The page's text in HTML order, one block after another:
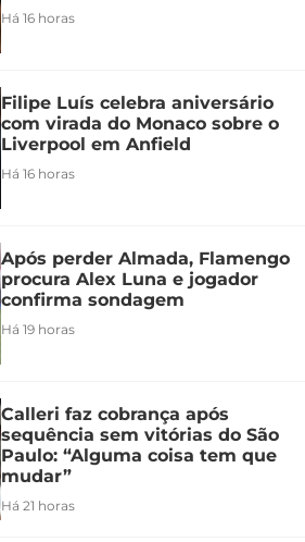
Há 16 horas
Filipe Luís celebra aniversário
com virada do Monaco sobre o
Liverpool em Anfield
Há 16 horas
Após perder Almada, Flamengo
procura Alex Luna e jogador
confirma sondagem
Há 19 horas
Calleri faz cobrança após
sequência sem vitórias do São
Paulo: “Alguma coisa tem que
mudar”
Há 21 horas